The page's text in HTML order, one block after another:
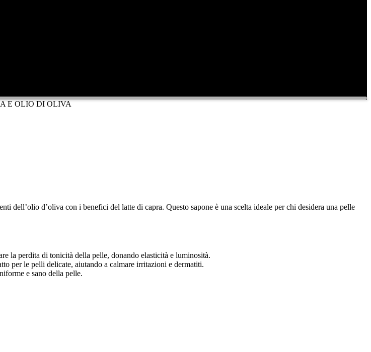
E OLIO DI OLIVA
dell’olio d’oliva con i benefici del latte di capra. Questo sapone è una scelta ideale per chi desidera una pelle
la perdita di tonicità della pelle, donando elasticità e luminosità.
per le pelli delicate, aiutando a calmare irritazioni e dermatiti.
e sano della pelle.